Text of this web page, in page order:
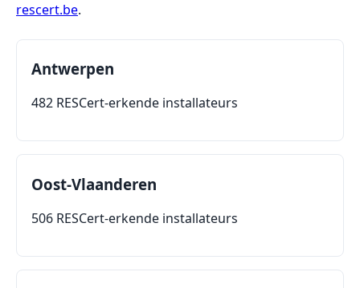
rescert.be.
Antwerpen
482 RESCert-erkende installateurs
Oost-Vlaanderen
506 RESCert-erkende installateurs